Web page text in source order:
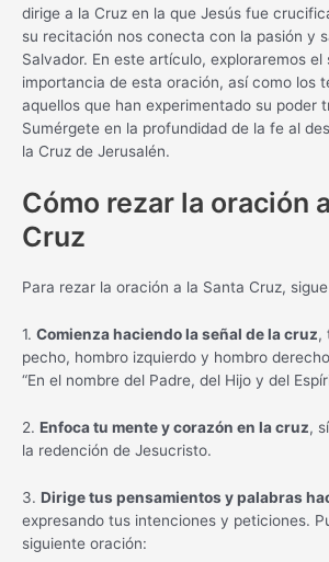
dirige a la Cruz en la que Jesús fue
su recitación nos conecta con la pasión y
Salvador. En este artículo, exploraremos el
importancia de esta oración, así como los
aquellos que han experimentado su poder
Sumérgete en la profundidad de la fe al
la Cruz de Jerusalén.
Cómo rezar la oración
Cruz
Para rezar la oración a la Santa Cruz,
1. Comienza haciendo la señal de la cruz,
pecho, hombro izquierdo y hombro
“En el nombre del Padre, del Hijo y del
2. Enfoca tu mente y corazón en la cruz,
la redención de Jesucristo.
3. Dirige tus pensamientos y palabras
expresando tus intenciones y peticiones.
siguiente oración: